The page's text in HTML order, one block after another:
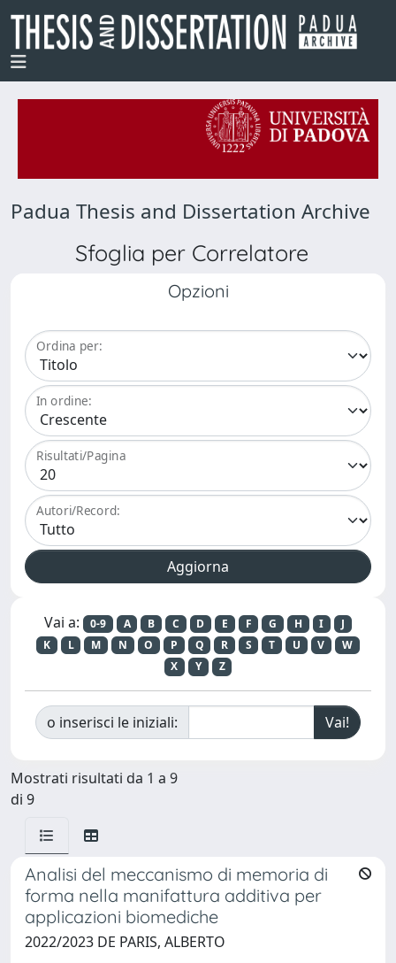
Padua Thesis and Dissertation Archive
Sfoglia per Correlatore
Opzioni
Ordina per:
In ordine:
Risultati/Pagina
Autori/Record:
Vai a: 0-9 A B C D E F G H I
J
K
L M N O P Q R S T U V
W
X
Y Z
o inserisci le iniziali:
Mostrati risultati da 1 a 9
di 9
Analisi del meccanismo di memoria di
forma nella manifattura additiva per
applicazioni biomediche
2022/2023 DE PARIS, ALBERTO